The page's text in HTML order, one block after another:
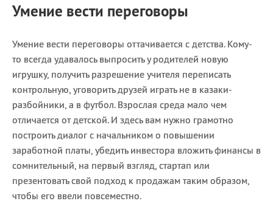
Умение вести переговоры
Умение вести переговоры оттачивается с детства. Кому-
то всегда удавалось выпросить у родителей новую
игрушку, получить разрешение учителя переписать
контрольную, уговорить друзей играть не в казаки-
разбойники, а в футбол. Взрослая среда мало чем
отличается от детской. И здесь вам нужно грамотно
построить диалог с начальником о повышении
заработной платы, убедить инвестора вложить финансы в
сомнительный, на первый взгляд, стартап или
презентовать свой подход к продажам таким образом,
чтобы его ввели повсеместно.